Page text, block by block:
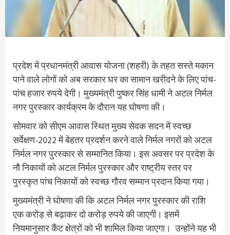
प्रदेश में प्रधानमंत्री आवास योजना (शहरी) के तहत सस्ते मकान
पाने वाले लोगों को अब सरकार घर का सामान खरीदने के लिए पांच-
पांच हजार रुपये देगी। मुख्यमंत्री पुष्कर सिंह धामी ने अटल निर्मल
नगर पुरस्कार कार्यक्रम के दौरान यह घोषणा की।
सोमवार को सीएम आवास स्थित मुख्य सेवक सदन में स्वच्छ
सर्वेक्षण-2022 में बेहतर प्रदर्शन करने वाले निर्मल नगरों को अटल
निर्मल नगर पुरस्कार से सम्मानित किया। इस अवसर पर प्रदेश के
नौ निकायों को अटल निर्मल पुरस्कार और राष्ट्रीय स्तर पर
पुरस्कृत पांच निकायों को स्वच्छ गौरव सम्मान प्रदान किया गया।
मुख्यमंत्री ने घोषणा की कि अटल निर्मल नगर पुरस्कार की राशि
एक करोड़ से बढ़ाकर दो करोड़ रुपये की जाएगी। इसमें
नियमानुसार कैंट क्षेत्रों को भी शामिल किया जाएगा। उन्होंने यह भी